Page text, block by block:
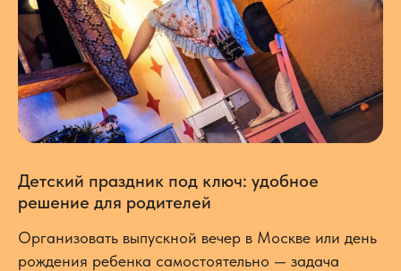
Детский праздник под ключ: удобное
решение для родителей
Организовать выпускной вечер в Москве или день
рождения ребенка самостоятельно — задача